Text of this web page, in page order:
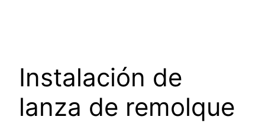
Instalación de
lanza de remolque